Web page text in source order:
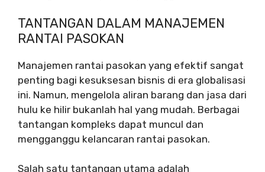
TANTANGAN DALAM MANAJEMEN
RANTAI PASOKAN
Manajemen rantai pasokan yang efektif sangat
penting bagi kesuksesan bisnis di era globalisasi
ini. Namun, mengelola aliran barang dan jasa dari
hulu ke hilir bukanlah hal yang mudah. Berbagai
tantangan kompleks dapat muncul dan
mengganggu kelancaran rantai pasokan.
Salah satu tantangan utama adalah